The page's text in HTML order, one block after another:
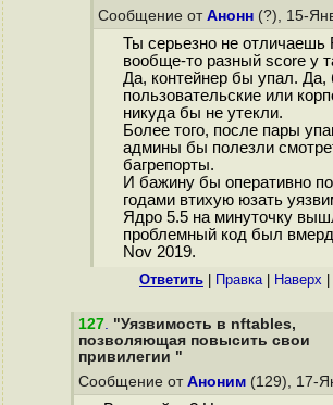
Сообщение от Анонн (?), 15-
Ты серьезно не отличаешь
вообще-то разный score у
Да, контейнер бы упал.
пользовательские или
никуда бы не утекли.
Более того, после пары
админы бы полезли
багрепорты.
И бажину бы оперативно
годами втихую юзать
Ядро 5.5 на минуточку
проблемный код был
Nov 2019.
Ответить Правка| Наверх
127. "Уязвимость в nftables,
позволяющая повысить свои
привилегии "
Сообщение от Аноним (129), 17-